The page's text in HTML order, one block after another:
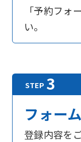
「予約フォ
い。
フォー
登録内容を